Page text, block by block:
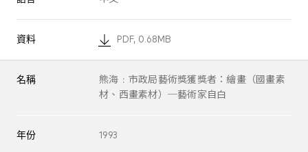
資料 PDF, 0.68MB
名稱
熊海﹕市政局藝術獎獲獎者：繪畫（國畫素
材、西畫素材）─藝術家自白
年份 1993